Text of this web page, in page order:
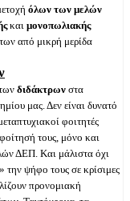
όλων των μελών
και μονοπωλιακής
από μικρή μερίδα
διδάκτρων στα
μας. Δεν είναι δυνατό
φοιτητές
τους, μόνο και
ΔΕΠ. Και μάλιστα όχι
ψήφο τους σε κρίσιμες
προνομιακή